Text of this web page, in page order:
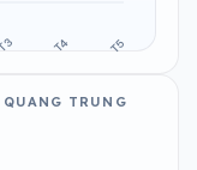
TRUNG